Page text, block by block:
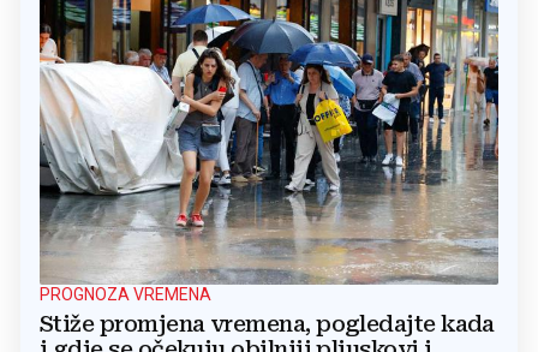
PROGNOZA VREMENA
Stiže promjena vremena, pogledajte kada